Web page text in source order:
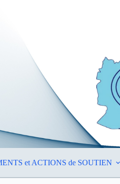
et ACTIONS de SOUTIEN